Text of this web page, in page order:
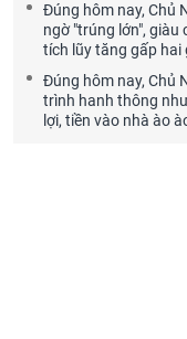
Đúng hôm nay, Chủ
ngờ "trúng lớn", giàu
tích lũy tăng gấp hai
Đúng hôm nay, Chủ
trình hanh thông
lợi, tiền vào nhà ào